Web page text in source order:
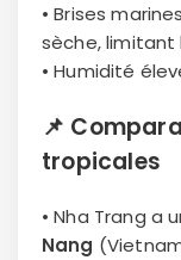
• Brises
sèche, limitant
• Humidité
📌
tropicales
• Nha Trang a
Nang